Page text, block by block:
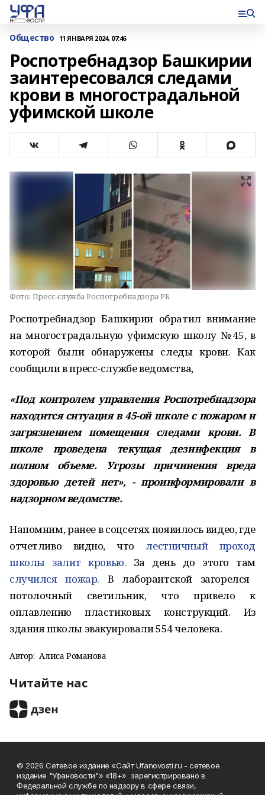
Общество 11 ЯНВАРЯ 2024, 07:46
Роспотребнадзор Башкирии
заинтересовался следами
крови в многострадальной
уфимской школе
Фото: Пресс-служба Роспотребнадзора РБ
Роспотребнадзор Башкирии обратил внимание
на многострадальную уфимскую школу №45, в
которой были обнаружены следы крови. Как
сообщили в пресс-службе ведомства,
«Под контролем управления Роспотребнадзора
находится ситуация в 45-ой школе с пожаром и
загрязнением помещения следами крови. В
школе проведена текущая дезинфекция в
полном объеме. Угрозы причинения вреда
здоровью детей нет», - проинформировали в
надзорном ведомстве.
Напомним, ранее в соцсетях появилось видео, где
отчетливо видно, что лестничный проход
школы залит кровью. За день до этого там
случился пожар. В лаборантской загорелся
потолочный светильник, что привело к
оплавлению пластиковых конструкций. Из
здания школы эвакуировали 554 человека.
Автор: Алиса Романова
Читайте нас
© 2026 Сетевое издание «Сайт Ufanovosti.ru - сетевое
издание "Уфановости"» «18+» зарегистрировано в
Федеральной службе по надзору в сфере связи,